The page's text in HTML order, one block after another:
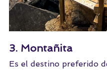
3. Montañita
Es el destino preferido